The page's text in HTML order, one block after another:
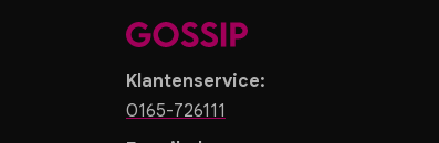
Klantenservice:
0165-726111